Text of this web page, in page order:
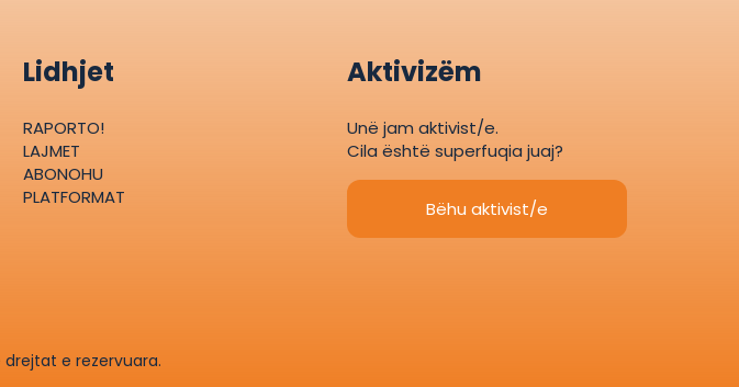
Lidhjet
RAPORTO!
LAJMET
ABONOHU
PLATFORMAT
Aktivizëm
Unë jam aktivist/e.
Cila është superfuqia juaj?
Bëhu aktivist/e
e rezervuara.